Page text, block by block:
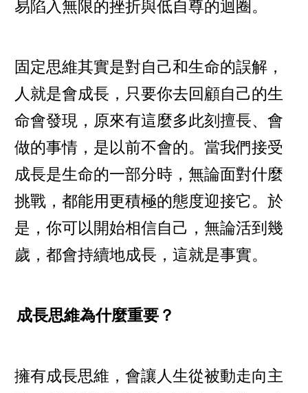
易陷入無限的挫折與低自尊的迴圈。
固定思維其實是對自己和生命的誤解，
人就是會成長，只要你去回顧自己的生
命會發現，原來有這麼多此刻擅長、會
做的事情，是以前不會的。當我們接受
成長是生命的一部分時，無論面對什麼
挑戰，都能用更積極的態度迎接它。於
是，你可以開始相信自己，無論活到幾
歲，都會持續地成長，這就是事實。
成長思維為什麼重要？
擁有成長思維，會讓人生從被動走向主